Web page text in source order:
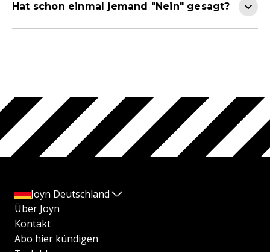
Hat schon einmal jemand "Nein" gesagt?
Joyn Deutschland
Über Joyn
Kontakt
Abo hier kündigen